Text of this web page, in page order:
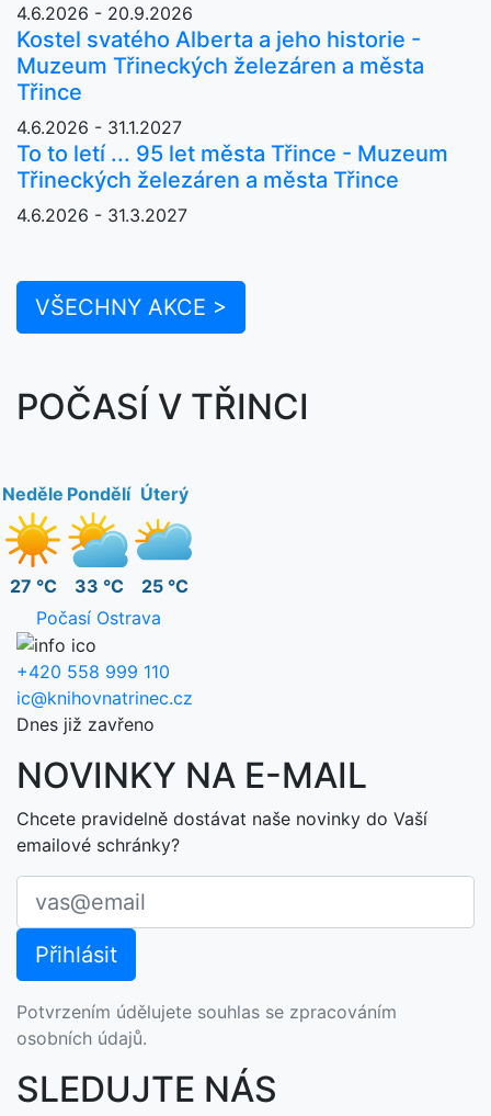
4.6.2026 - 20.9.2026
Kostel svatého Alberta a jeho historie -
Muzeum Třineckých železáren a města
Třince
4.6.2026 - 31.1.2027
To to letí ... 95 let města Třince - Muzeum
Třineckých železáren a města Třince
4.6.2026 - 31.3.2027
VŠECHNY AKCE >
POČASÍ V TŘINCI
Neděle
27 °C
Pondělí
33 °C
Úterý
25 °C
Počasí Ostrava
+420 558 999 110
ic@knihovnatrinec.cz
Dnes již zavřeno
NOVINKY NA E-MAIL
Chcete pravidelně dostávat naše novinky do Vaší
emailové schránky?
Potvrzením údělujete souhlas se zpracováním
osobních údajů.
SLEDUJTE NÁS